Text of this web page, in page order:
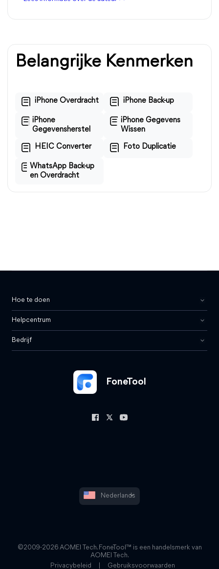
Belangrijke Kenmerken
iPhone Overdracht iPhone Back-up
iPhone
Gegevensherstel
iPhone Gegevens
Wissen
HEIC Converter Foto Duplicatie
WhatsApp Back-up
en Overdracht
FoneTool
Nederlands
Hoe te doen
Helpcentrum
Bedrijf
©2009-2026 AOMEI Tech. FoneTool™ is een handelsmerk van
AOMEI Tech.
Privacybeleid
Gebruiksvoorwaarden